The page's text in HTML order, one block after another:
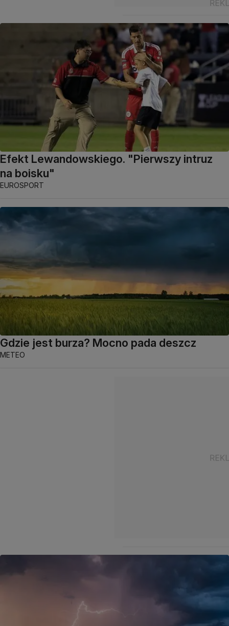
Efekt Lewandowskiego. "Pierwszy intruz
na boisku"
EUROSPORT
Gdzie jest burza? Mocno pada deszcz
METEO